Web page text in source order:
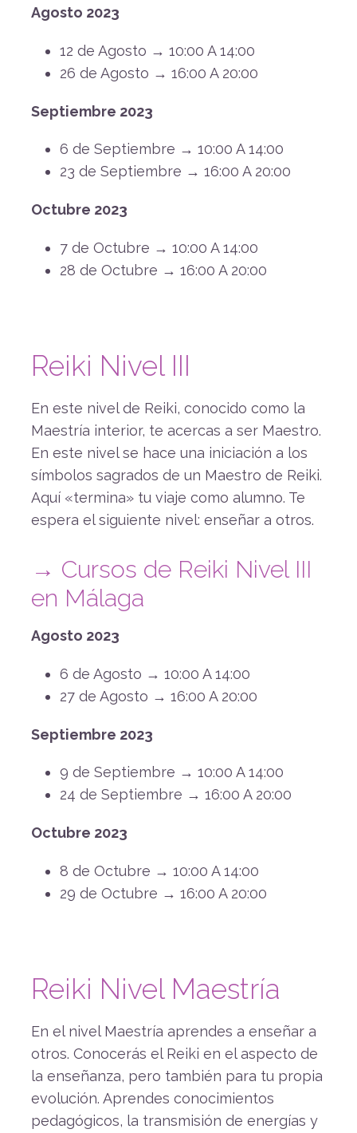
Agosto 2023
12 de Agosto → 10:00 A 14:00
26 de Agosto → 16:00 A 20:00
Septiembre 2023
6 de Septiembre → 10:00 A 14:00
23 de Septiembre → 16:00 A 20:00
Octubre 2023
7 de Octubre → 10:00 A 14:00
28 de Octubre → 16:00 A 20:00
Reiki Nivel III
En este nivel de Reiki, conocido como la
Maestría interior, te acercas a ser Maestro.
En este nivel se hace una iniciación a los
símbolos sagrados de un Maestro de Reiki.
Aquí «termina» tu viaje como alumno. Te
espera el siguiente nivel: enseñar a otros.
→ Cursos de Reiki Nivel III
en Málaga
Agosto 2023
6 de Agosto → 10:00 A 14:00
27 de Agosto → 16:00 A 20:00
Septiembre 2023
9 de Septiembre → 10:00 A 14:00
24 de Septiembre → 16:00 A 20:00
Octubre 2023
8 de Octubre → 10:00 A 14:00
29 de Octubre → 16:00 A 20:00
Reiki Nivel Maestría
En el nivel Maestría aprendes a enseñar a
otros. Conocerás el Reiki en el aspecto de
la enseñanza, pero también para tu propia
evolución. Aprendes conocimientos
pedagógicos, la transmisión de energías y